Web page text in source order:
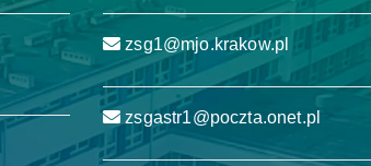
zsg1@mjo.krakow.pl
zsgastr1@poczta.onet.pl